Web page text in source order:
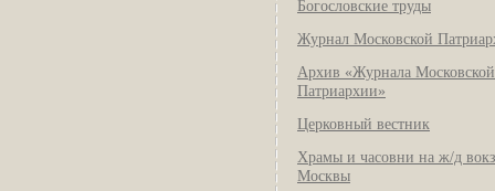
Богословские труды
Журнал Московской
Архив «Журнала Московской
Патриархии»
Церковный вестник
Храмы и часовни на ж/д
Москвы